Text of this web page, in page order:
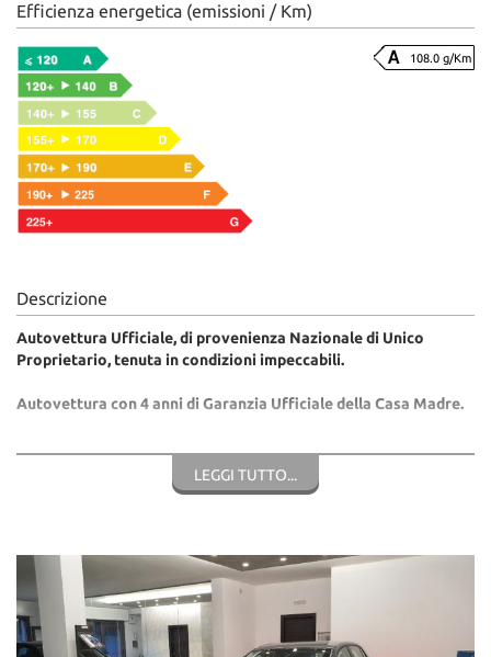
Efficienza energetica (emissioni / Km)
108.0 g/Km
Descrizione
Autovettura Ufficiale, di provenienza Nazionale di Unico
Proprietario, tenuta in condizioni impeccabili.
Autovettura con 4 anni di Garanzia Ufficiale della Casa Madre.
- Colore 5K5K Grigio Urano
- RBF Sistema di Navigazione satellitare Discover Media con
Voice Control
- YOR Ready for we Connect e We Connect Plus
- 7Y1 Side Assistance - Assistente di Cambio Corsia
- 9WX App Connect
LEGGI TUTTO...